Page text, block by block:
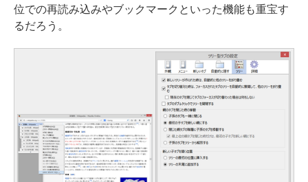
位での再読み込みやブックマークといった機能も重宝す
るだろう。